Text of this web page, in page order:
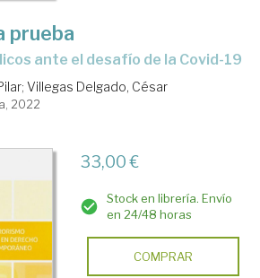
prueba
ante el desafío de la Covid-19
; Villegas Delgado, César
2022
33,00 €
Stock en librería. Envío
en 24/48 horas
COMPRAR